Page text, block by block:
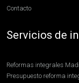
Contacto
Servicios de
Reformas integrales
Presupuesto reforma